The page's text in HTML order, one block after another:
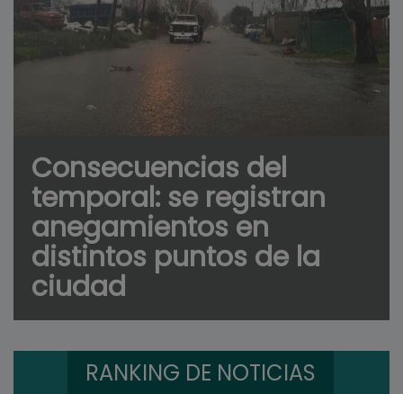
Consecuencias del
temporal: se registran
anegamientos en
distintos puntos de la
ciudad
RANKING DE NOTICIAS